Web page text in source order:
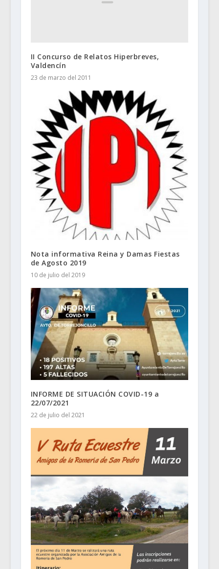
II Concurso de Relatos Hiperbreves,
Valdencín
23 de marzo del 2011
Nota informativa Reina y Damas Fiestas
de Agosto 2019
10 de julio del 2019
INFORME DE SITUACIÓN COVID-19 a
22/07/2021
22 de julio del 2021